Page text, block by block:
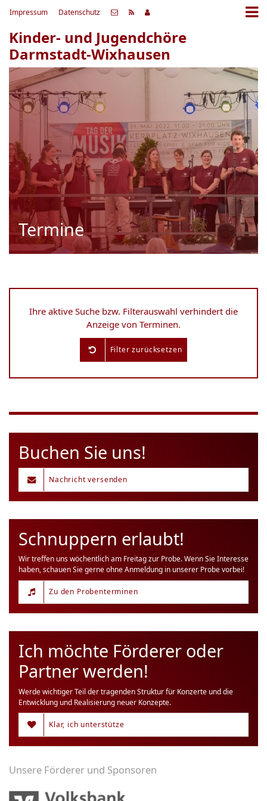
Impressum Datenschutz
Kinder- und Jugendchöre
Darmstadt-Wixhausen
Termine
Ihre aktive Suche bzw. Filterauswahl verhindert die
Anzeige von Terminen.
Filter zurücksetzen
Buchen Sie uns!
Nachricht versenden
Schnuppern erlaubt!
Wir treffen uns wöchentlich am Freitag zur Probe. Wenn Sie Interesse
haben, schauen Sie gerne ohne Anmeldung in unserer Probe vorbei!
Zu den Probenterminen
Ich möchte Förderer oder
Partner werden!
Werde wichtiger Teil der tragenden Struktur für Konzerte und die
Entwicklung und Realisierung neuer Konzepte.
Klar, ich unterstütze
Unsere Förderer und Sponsoren